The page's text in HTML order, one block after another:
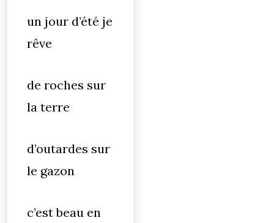
un jour d’été je
rêve
de roches sur
la terre
d’outardes sur
le gazon
c’est beau en